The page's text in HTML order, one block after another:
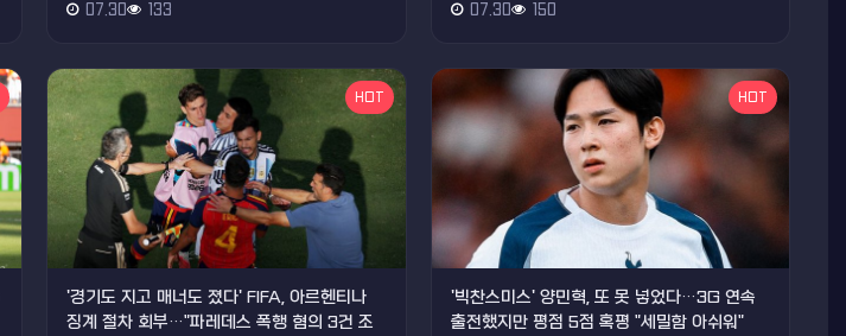
07.30 133 07.30 150
HOT
'경기도 지고 매너도 졌다' FIFA, 아르헨티나
징계 절차 회부…"파레데스 폭행 혐의 3건 조
HOT
'빅찬스미스' 양민혁, 또 못 넣었다…3G 연속
출전했지만 평점 5점 혹평 "세밀함 아쉬워"